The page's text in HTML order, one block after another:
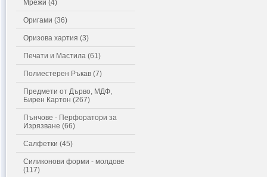
Мрежи (4)
Оригами (36)
Оризова хартия (3)
Печати и Мастила (61)
Полиестерен Ръкав (7)
Предмети от Дърво, МДФ,
Бирен Картон (267)
Пънчове - Перфоратори за
Изрязване (66)
Салфетки (45)
Силиконови форми - молдове
(117)